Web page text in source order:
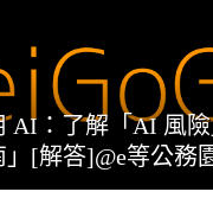
AI：了解「AI 風
」[解答]@e等公務